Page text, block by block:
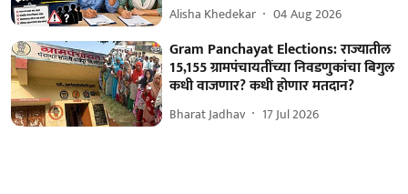
Alisha Khedekar 04 Aug 2026
Gram Panchayat Elections: राज्यातील
15,155 ग्रामपंचायतींच्या निवडणुकांचा बिगुल
कधी वाजणार? कधी होणार मतदान?
Bharat Jadhav 17 Jul 2026